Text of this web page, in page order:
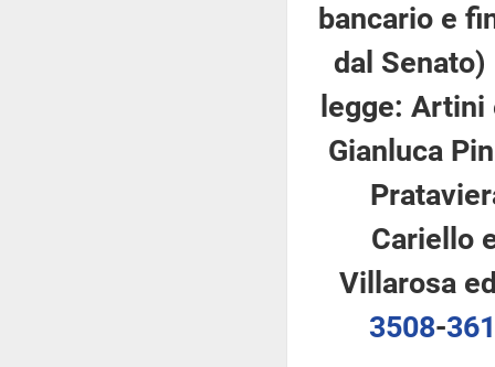
bancario e
dal
legge:
Gianluca
Cariello
Villarosa
3508-